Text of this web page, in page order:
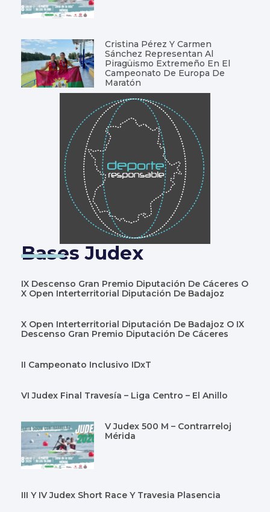
Cristina Pérez Y Carmen
Sánchez Representan Al
Piragüismo Extremeño En El
Campeonato De Europa De
Maratón
Bases Judex
IX Descenso Gran Premio Diputación De Cáceres O
X Open Interterritorial Diputación De Badajoz
X Open Interterritorial Diputación De Badajoz O IX
Descenso Gran Premio Diputación De Cáceres
II Campeonato Inclusivo IDxT
VI Judex Final Travesía – Liga Centro – El Anillo
V Judex 500 M – Contrarreloj
Mérida
III Y IV Judex Short Race Y Travesia Plasencia